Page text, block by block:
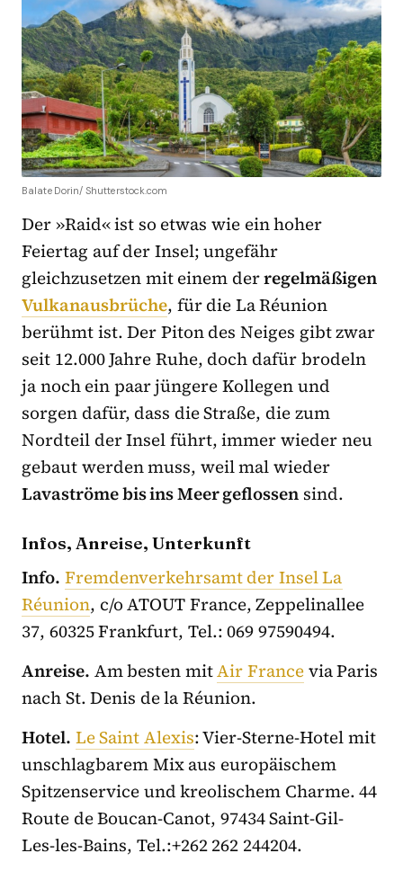
Balate Dorin/ Shutterstock.com
Der »Raid« ist so etwas wie ein hoher
Feiertag auf der Insel; ungefähr
gleichzusetzen mit einem derregelmäßigen
Vulkanausbrüche, für die La Réunion
berühmt ist. Der Piton des Neiges gibt zwar
seit 12.000 Jahre Ruhe, doch dafür brodeln
ja noch ein paar jüngere Kollegen und
sorgen dafür, dass die Straße, die zum
Nordteil der Insel führt, immer wieder neu
gebaut werden muss, weil mal wieder
Lavaströme bis ins Meer geflossen sind.
Infos, Anreise, Unterkunft
Info. Fremdenverkehrsamt der Insel La
Réunion, c/o ATOUT France, Zeppelinallee
37, 60325 Frankfurt, Tel.: 069 97590494.
Anreise. Am besten mitAir Francevia Paris
nach St. Denis de la Réunion.
Hotel. Le Saint Alexis: Vier-Sterne-Hotel mit
unschlagbarem Mix aus europäischem
Spitzenservice und kreolischem Charme. 44
Route de Boucan-Canot, 97434 Saint-Gil-
Les-les-Bains, Tel.:+262 262 244204.